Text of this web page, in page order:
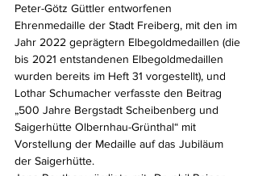
Peter-Götz Güttler entworfenen
Ehrenmedaille der Stadt Freiberg, mit den im
Jahr 2022 geprägtern Elbegoldmedaillen (die
bis 2021 entstandenen Elbegoldmedaillen
wurden bereits im Heft 31 vorgestellt), und
Lothar Schumacher verfasste den Beitrag
„500 Jahre Bergstadt Scheibenberg und
Saigerhütte Olbernhau-Grünthal“ mit
Vorstellung der Medaille auf das Jubiläum
der Saigerhütte.